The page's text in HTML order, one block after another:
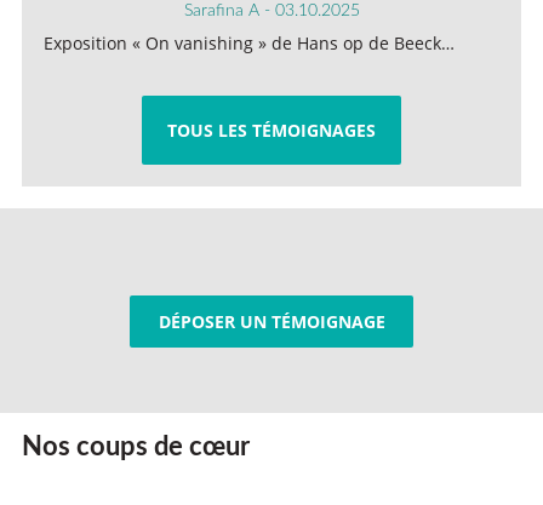
Sarafina A - 03.10.2025
Exposition « On vanishing » de Hans op de Beeck…
TOUS LES TÉMOIGNAGES
DÉPOSER UN TÉMOIGNAGE
Nos coups de cœur